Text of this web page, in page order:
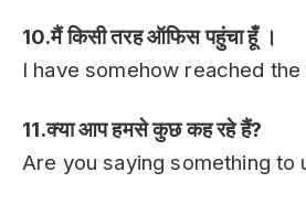
10.मैं किसी तरह ऑफिस पहुंचा हूँ ।
I have somehow reached
11.क्या आप हमसे कुछ कह रहे हैं?
Are you saying something to